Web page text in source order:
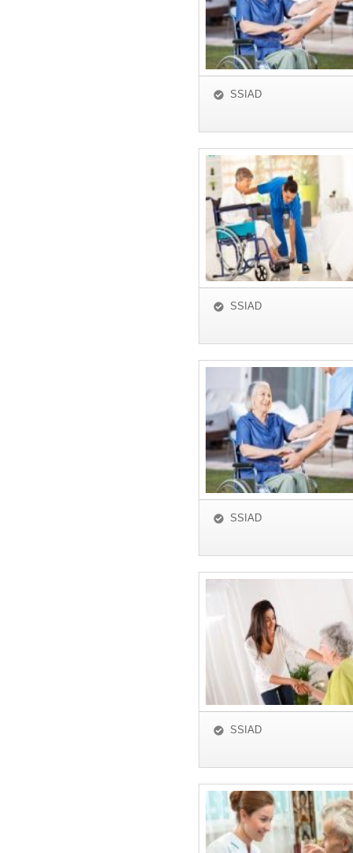
SSIAD
SSIAD
SSIAD
SSIAD